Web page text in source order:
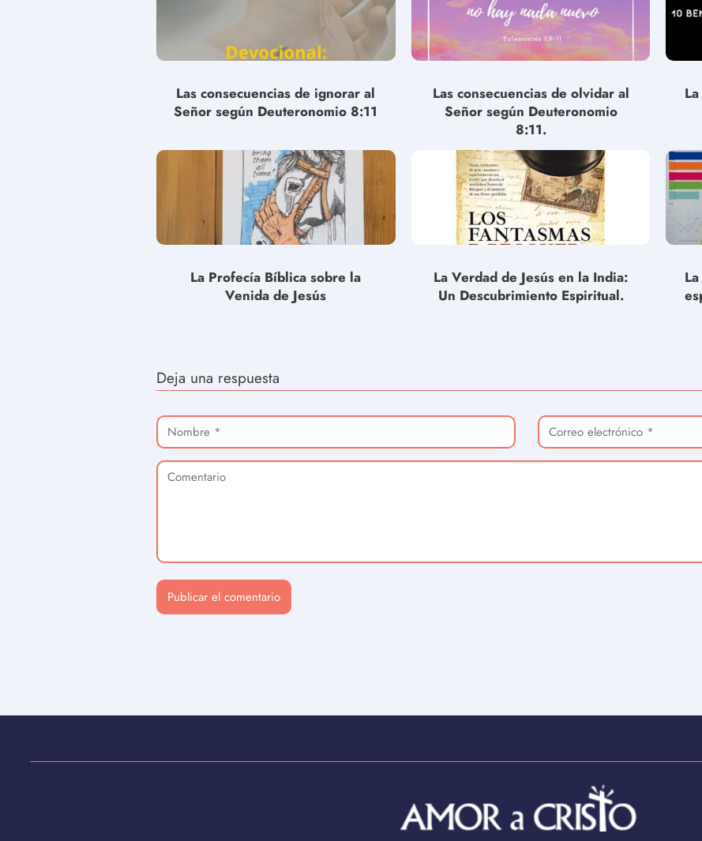
Las consecuencias de ignorar al
Señor según Deuteronomio 8:11
Las consecuencias de olvidar al
Señor según Deuteronomio
8:11.
La Profecía Bíblica sobre la
Venida de Jesús
La Verdad de Jesús en la India:
Un Descubrimiento Espiritual.
Deja una respuesta